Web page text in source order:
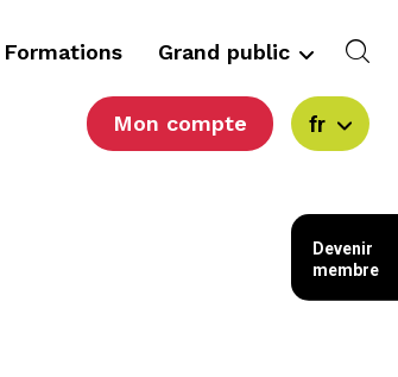
Formations Grand public
Mon compte fr
Devenir
membre